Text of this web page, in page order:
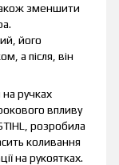
зменшити
його
а після, він
на ручках
впливу
розробила
коливання
на рукоятках.